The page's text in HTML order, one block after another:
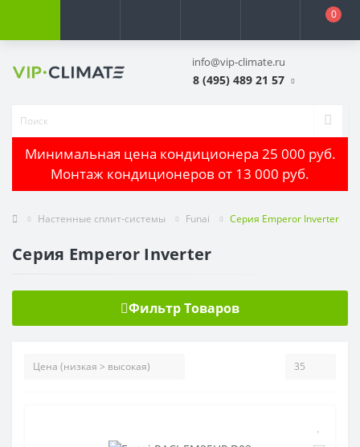
0
info@vip-climate.ru
8 (495) 489 21 57
Минимальная цена кондиционера 25 000 руб.
Монтаж кондиционеров от 13 000 руб.
Настенные сплит-системы Funai Серия Emperor Inverter
Серия Emperor Inverter
Фильтр Товаров